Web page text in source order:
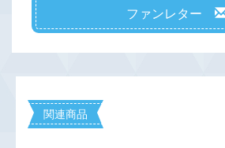
ファンレター
関連商品